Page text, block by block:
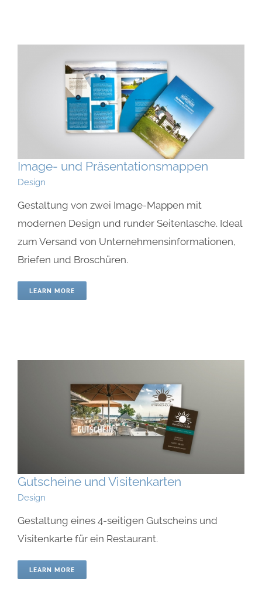
Image- und Präsentationsmappen
Design
Gestaltung von zwei Image-Mappen mit
modernen Design und runder Seitenlasche. Ideal
zum Versand von Unternehmensinformationen,
Briefen und Broschüren.
LEARN MORE
Gutscheine und Visitenkarten
Design
Gestaltung eines 4-seitigen Gutscheins und
Visitenkarte für ein Restaurant.
LEARN MORE